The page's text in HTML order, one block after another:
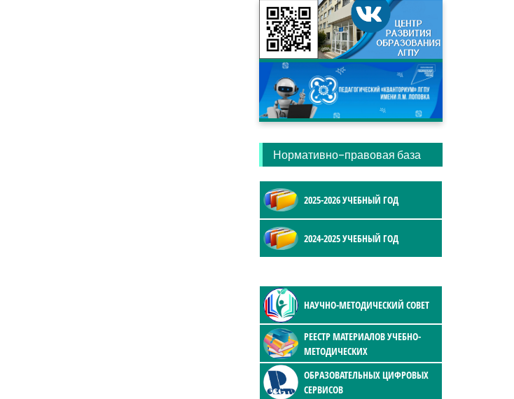
Нормативно-правовая база
2025-2026 УЧЕБНЫЙ ГОД
2024-2025 УЧЕБНЫЙ ГОД
НАУЧНО-МЕТОДИЧЕСКИЙ СОВЕТ
РЕЕСТР МАТЕРИАЛОВ УЧЕБНО-
МЕТОДИЧЕСКИХ
ОБРАЗОВАТЕЛЬНЫХ ЦИФРОВЫХ
СЕРВИСОВ